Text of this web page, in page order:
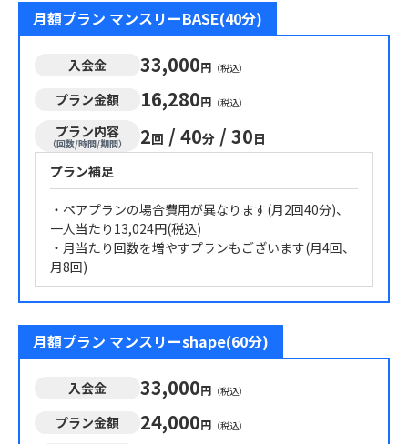
月額プラン マンスリーBASE(40分)
入会金 33,000円 （税込）
プラン金額 16,280円 （税込）
プラン内容
（回数/時間/期間） 2回 / 40分 / 30日
プラン補足
・ペアプランの場合費用が異なります(月2回40分)、
一人当たり13,024円(税込)
・月当たり回数を増やすプランもございます(月4回、
月8回)
月額プラン マンスリーshape(60分)
入会金 33,000円 （税込）
プラン金額 24,000円 （税込）